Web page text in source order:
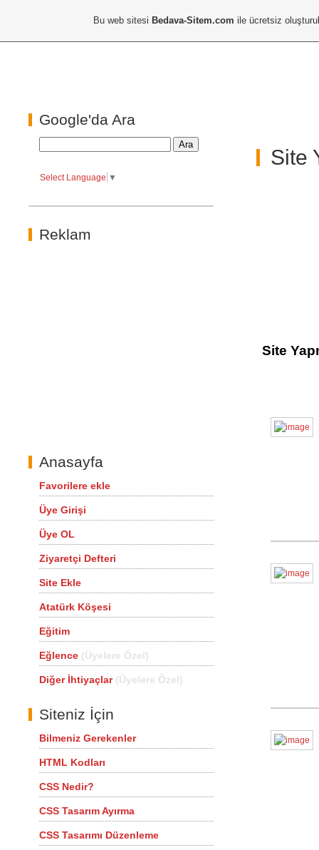
Google'da Ara
Select Language ▼
Reklam
Anasayfa
Favorilere ekle
Üye Girişi
Üye OL
Ziyaretçi Defteri
Site Ekle
Atatürk Köşesi
Eğitim
Eğlence (Üyelere Özel)
Diğer İhtiyaçlar (Üyelere Özel)
Siteniz İçin
Bilmeniz Gerekenler
HTML Kodları
CSS Nedir?
CSS Tasarım Ayırma
CSS Tasarımı Düzenleme
Site
Site
Bu web sitesi Bedava-Sitem.com ile ücretsiz